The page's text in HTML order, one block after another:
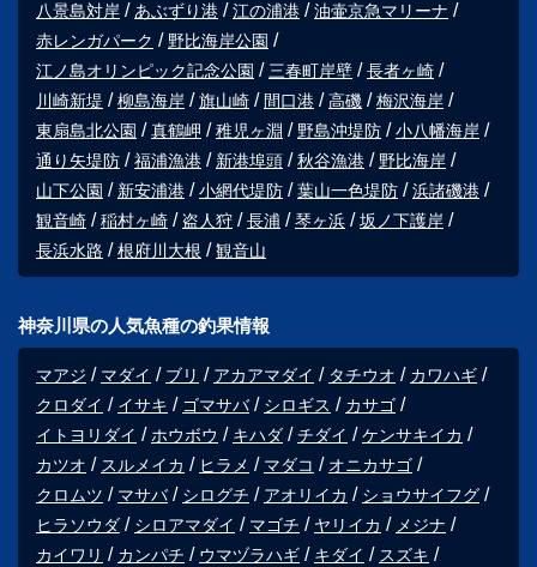
八景島対岸
あぶずり港 江の浦港
油壷京急マリーナ
赤レンガパーク
野比海岸公園
江ノ島オリンピック記念公園
三春町岸壁
長者ヶ崎
川崎新堤
柳島海岸 旗山崎 間口港 高磯
梅沢海岸
東扇島北公園
真鶴岬 稚児ヶ淵 野島沖堤防
小八幡海岸
通り矢堤防
福浦漁港 新港埠頭 秋谷漁港
野比海岸
山下公園
新安浦港 小網代堤防 葉山一色堤防
浜諸磯港
観音崎
稲村ヶ崎 盗人狩 長浦 琴ヶ浜
坂ノ下護岸
長浜水路
根府川大根 観音山
神奈川県の人気魚種の釣果情報
マアジ マダイ ブリ アカアマダイ タチウオ
カワハギ
クロダイ
イサキ ゴマサバ シロギス
カサゴ
イトヨリダイ
ホウボウ キハダ チダイ
ケンサキイカ
カツオ
スルメイカ ヒラメ マダコ
オニカサゴ
クロムツ
マサバ シログチ アオリイカ
ショウサイフグ
ヒラソウダ
シロアマダイ マゴチ ヤリイカ
メジナ
カイワリ
カンパチ ウマヅラハギ キダイ スズキ